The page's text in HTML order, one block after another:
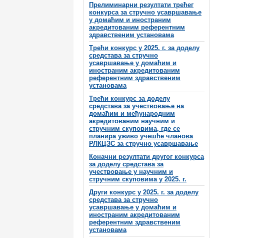
Прелиминарни резултати трећег
конкурса за стручно усавршавање
у домаћим и иностраним
акредитованим референтним
здравственим установама
Трећи конкурс у 2025. г. за доделу
средстава за стручно
усавршавање у домаћим и
иностраним акредитованим
референтним здравственим
установама
Трећи конкурс за доделу
средстава за учествовање на
домаћим и међународним
акредитованим научним и
стручним скуповима, где се
планира уживо учешће чланова
РЛКЦЗС за стручно усавршавање
Коначни резултати другог конкурса
за доделу средстава за
учествовање у научним и
стручним скуповима у 2025. г.
Други конкурс у 2025. г. за доделу
средстава за стручно
усавршавање у домаћим и
иностраним акредитованим
референтним здравственим
установама